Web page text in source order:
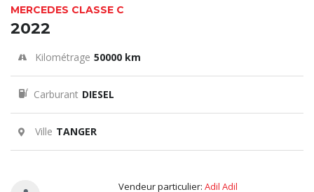
MERCEDES CLASSE C
2022
Kilométrage 50000 km
Carburant DIESEL
Ville TANGER
Vendeur particulier: Adil Adil